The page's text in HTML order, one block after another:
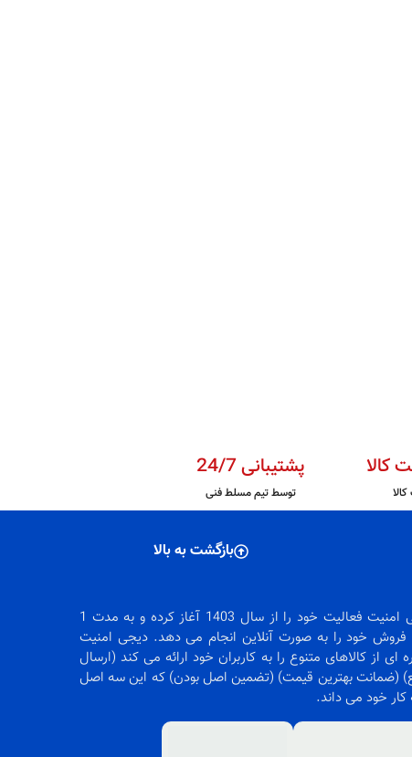
کالا پشتیبانی 24/7
توسط تیم مسلط فنی
بازگشت به بالا
دیجی امنیت فعالیت خود را از سال 1403 آغاز کرده و به مدت 1
خود را به صورت آنلاین انجام می دهد. دیجی امنیت
ای از کالاهای متنوع را به کاربران خود ارائه می کند (ارسال
(ضمانت بهترین قیمت) (تضمین اصل بودن) که این سه اصل
کار خود می داند.